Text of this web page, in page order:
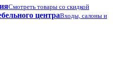
Смотреть товары со скидкой
центраВходы, салоны и